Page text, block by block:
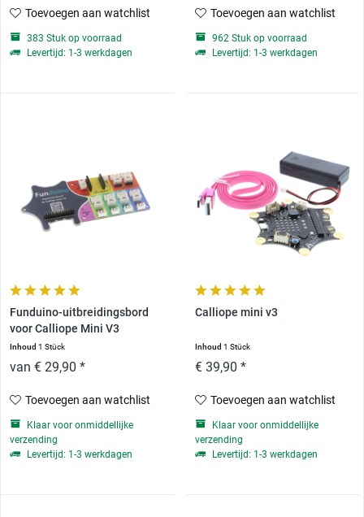
Toevoegen aan watchlist
383 Stuk op voorraad
Levertijd: 1-3 werkdagen
Toevoegen aan watchlist
962 Stuk op voorraad
Levertijd: 1-3 werkdagen
Funduino-uitbreidingsbord
voor Calliope Mini V3
Inhoud1 Stück
van € 29,90 *
Toevoegen aan watchlist
Klaar voor onmiddellijke
verzending
Levertijd: 1-3 werkdagen
Calliope mini v3
Inhoud 1 Stück
€ 39,90 *
Toevoegen aan watchlist
Klaar voor onmiddellijke
verzending
Levertijd: 1-3 werkdagen